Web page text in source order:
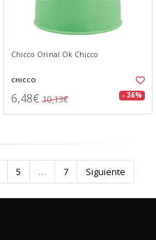
Chicco Orinal Ok Chicco
CHICCO
6,48€ 10,13€ - 36%
5 … 7 Siguiente